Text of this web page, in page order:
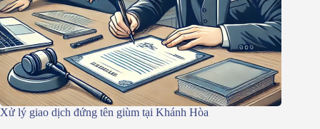
Xử lý giao dịch đứng tên giùm tại Khánh Hòa